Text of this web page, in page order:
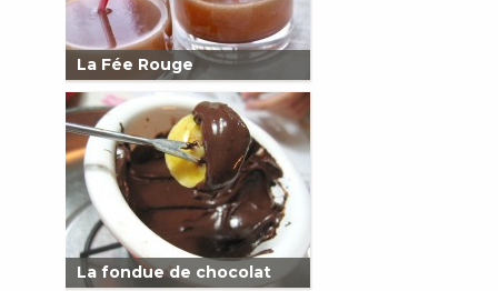
La Fée Rouge
La fondue de chocolat